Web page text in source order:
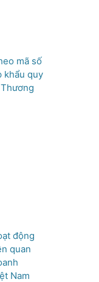
mã số
khẩu quy
động
quan
Nam